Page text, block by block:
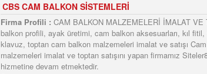
CBS CAM BALKON SİSTEMLERİ
Firma Profili : CAM BALKON MALZEMELERİ İMALAT VE
balkon profili, ayak üretimi, cam balkon aksesuarları, kıl
klavuz, toptan cam balkon malzemeleri imalat ve satışı
malzemeleri imalat ve toptan satışını yapan firmamız
hizmetine devam etmektedir.